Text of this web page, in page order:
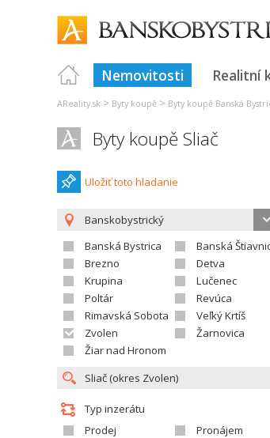
Nemovitosti Realitní
AReality.sk > Byty koupě > Byty koupě Banská
Byty koupě Sliač
Uložiť toto hladanie
Banskobystrický
Banská Bystrica
Banská
Brezno
Detva
Krupina
Lučenec
Poltár
Revúca
Rimavská Sobota
Veľký Krtíš
Zvolen
Žarnovica
Žiar nad Hronom
Typ inzerátu
Prodej
Pronájem